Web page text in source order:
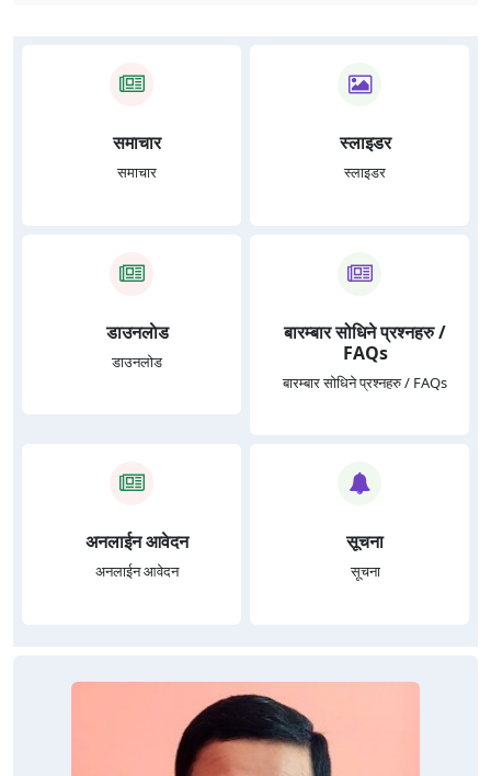
समाचार
समाचार
स्लाइडर
स्लाइडर
डाउनलाेड
डाउनलाेड
बारम्बार सोधिने प्रश्नहरु /
FAQs
बारम्बार सोधिने प्रश्नहरु / FAQs
अनलाईन आवेदन
अनलाईन आवेदन
सूचना
सूचना